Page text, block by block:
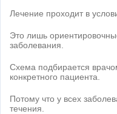
Лечение проходит в
Это лишь
заболевания.
Схема подбирается
конкретного пациента.
Потому что у всех
течения.